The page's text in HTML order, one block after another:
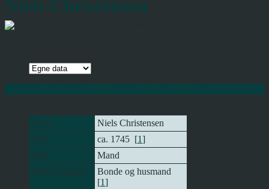
Niels Christensen
| | |
Navn Niels Christensen
Født
ca. 1745 [1]
Køn
Mand
BeskÃ¦ftigelse
Bonde og husmand
[1]